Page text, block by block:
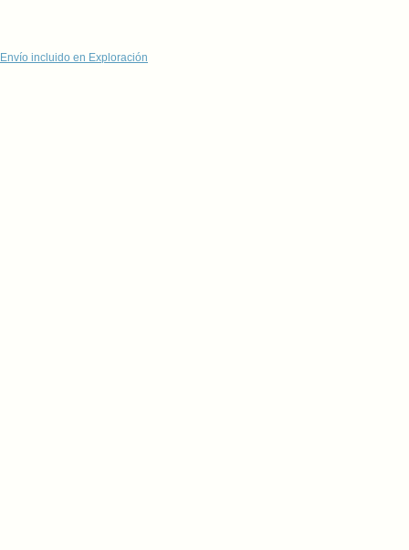
Envío incluido en Exploración